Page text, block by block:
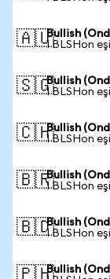
🇦🇺Bullish
1 BLSHon
🇸🇬Bullish
1 BLSHon
🇨🇭Bullish
1 BLSHon
🇧🇷Bullish
1 BLSHon
🇧🇩Bullish
1 BLSHon
🇵🇭Bullish